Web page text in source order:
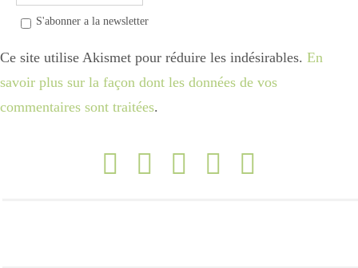
S'abonner a la newsletter
Ce site utilise Akismet pour réduire les indésirables. En
savoir plus sur la façon dont les données de vos
commentaires sont traitées.